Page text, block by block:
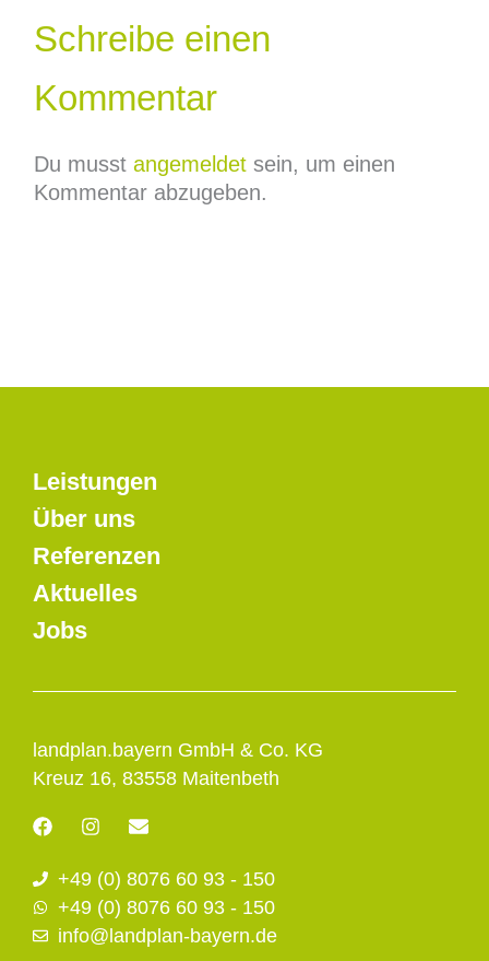
Schreibe einen
Kommentar
Du musst angemeldetsein, um einen
Kommentar abzugeben.
landplan.bayern GmbH & Co. KG
Kreuz 16, 83558 Maitenbeth
F
a
e
b
o
o
I
n
t
a
g
r
E
e
l
o
p
+49 (0) 8076 60 93 - 150
+49 (0) 8076 60 93 - 150
info@landplan-bayern.de
Leistungen
Über uns
Referenzen
Aktuelles
Jobs